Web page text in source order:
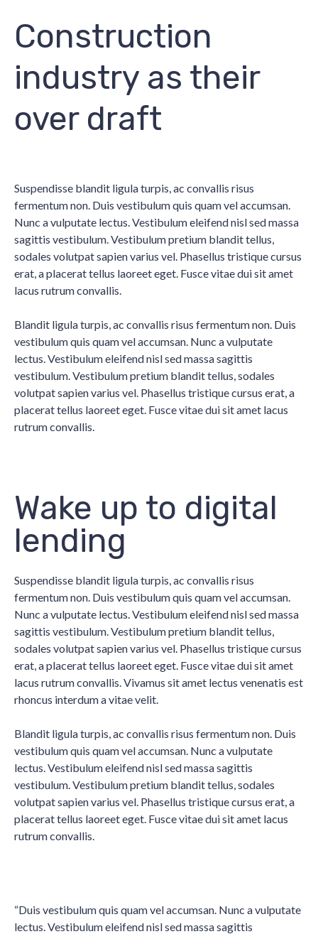
Construction
industry as their
over draft
Suspendisse blandit ligula turpis, ac convallis risus
fermentum non. Duis vestibulum quis quam vel accumsan.
Nunc a vulputate lectus. Vestibulum eleifend nisl sed massa
sagittis vestibulum. Vestibulum pretium blandit tellus,
sodales volutpat sapien varius vel. Phasellus tristique cursus
erat, a placerat tellus laoreet eget. Fusce vitae dui sit amet
lacus rutrum convallis.
Blandit ligula turpis, ac convallis risus fermentum non. Duis
vestibulum quis quam vel accumsan. Nunc a vulputate
lectus. Vestibulum eleifend nisl sed massa sagittis
vestibulum. Vestibulum pretium blandit tellus, sodales
volutpat sapien varius vel. Phasellus tristique cursus erat, a
placerat tellus laoreet eget. Fusce vitae dui sit amet lacus
rutrum convallis.
Wake up to digital
lending
Suspendisse blandit ligula turpis, ac convallis risus
fermentum non. Duis vestibulum quis quam vel accumsan.
Nunc a vulputate lectus. Vestibulum eleifend nisl sed massa
sagittis vestibulum. Vestibulum pretium blandit tellus,
sodales volutpat sapien varius vel. Phasellus tristique cursus
erat, a placerat tellus laoreet eget. Fusce vitae dui sit amet
lacus rutrum convallis. Vivamus sit amet lectus venenatis est
rhoncus interdum a vitae velit.
Blandit ligula turpis, ac convallis risus fermentum non. Duis
vestibulum quis quam vel accumsan. Nunc a vulputate
lectus. Vestibulum eleifend nisl sed massa sagittis
vestibulum. Vestibulum pretium blandit tellus, sodales
volutpat sapien varius vel. Phasellus tristique cursus erat, a
placerat tellus laoreet eget. Fusce vitae dui sit amet lacus
rutrum convallis.
“Duis vestibulum quis quam vel accumsan. Nunc a vulputate
lectus. Vestibulum eleifend nisl sed massa sagittis